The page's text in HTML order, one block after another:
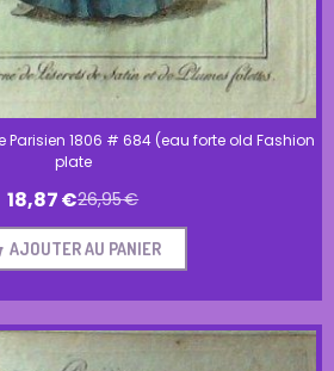
Parisien 1806 # 684 (eau forte old Fashion
plate
18,87€26,95€
AJOUTER AU PANIER